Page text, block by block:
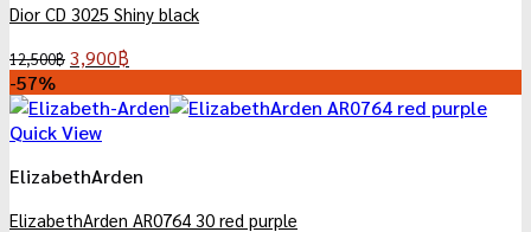
Dior CD 3025 Shiny black
12,500฿ Original
was:
12,500฿.
3,900฿
is:
-57%
Quick View
ElizabethArden
ElizabethArden AR0764 30 red purple